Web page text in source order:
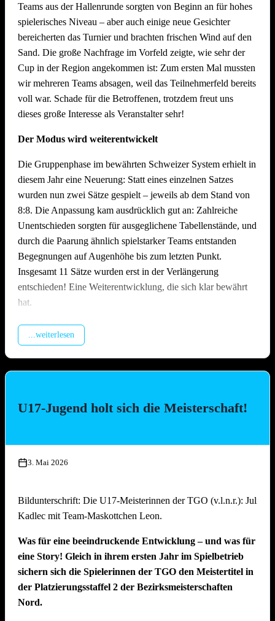
Abbau !! Vor dem Fest ist bereits auch nach dem Fest und
auch der Abbau muss organisiert sein. Bitte helft mit, dass
nach intensiven Festtagen mit vielen Helferinnen und Helfern
der Abbau schnell und zügig voranschreitet. Hier können wir
jede helfende Hand gebrauchen. Auch nach einem
Arbeitstag am Arbeitsplatz bitte zum Feierabend ans
Neckarufer kommen!!
reichlich für alle Helfer vorhanden!
Teams aus der Hallenrunde sorgten von Beginn an für hohes
spielerisches Niveau – aber auch einige neue Gesichter
bereicherten das Turnier und brachten frischen Wind auf den
Sand. Die große Nachfrage im Vorfeld zeigte, wie sehr der
Cup in der Region angekommen ist: Zum ersten Mal mussten
wir mehreren Teams absagen, weil das Teilnehmerfeld bereits
voll war. Schade für die Betroffenen, trotzdem freut uns
dieses große Interesse als Veranstalter sehr!
Der Modus wird weiterentwickelt
Die Gruppenphase im bewährten Schweizer System erhielt in
diesem Jahr eine Neuerung: Statt eines einzelnen Satzes
wurden nun zwei Sätze gespielt – jeweils ab dem Stand von
8:8. Die Anpassung kam ausdrücklich gut an: Zahlreiche
Unentschieden sorgten für ausgeglichene Tabellenstände, und
durch die Paarung ähnlich spielstarker Teams entstanden
Begegnungen auf Augenhöhe bis zum letzten Punkt.
Insgesamt 11 Sätze wurden erst in der Verlängerung
entschieden! Eine Weiterentwicklung, die sich klar bewährt
hat.
Packende Spiele quer durchs Feld
und geschmettert, die Zuschauer kamen bei den engen Partien
Nachwuchsteams „Nathi & die 3 Muskeltiere“ –
zusammengesetzt aus Jugendspielerinnen und -spielern aller
kämpften sie sich bis ins Finale und belegten am Ende einen
hervorragenden zweiten Platz. Eine echte Freude für den
gesamten Verein! Dabei konnten sie im Halbfinale das
vereinsinterne Duell gegen das Team „SpätMelder“, das die
Gruppenphase nach Tiebreak auf Rang 1 beendete, für sich
entscheiden.
Die Seegurken holen den Wanderpokal
...weiterlesen
U17-Jugend holt sich die Meisterschaft!
3. Mai 2026
Bildunterschrift: Die U17-Meisterinnen der TGO (v.l.n.r.): Julie
Kadlec mit Team-Maskottchen Leon.
Was für eine beeindruckende Entwicklung – und was für
eine Story! Gleich in ihrem ersten Jahr im Spielbetrieb
sichern sich die Spielerinnen der TGO den Meistertitel in
der Platzierungsstaffel 2 der Bezirksmeisterschaften
Nord.